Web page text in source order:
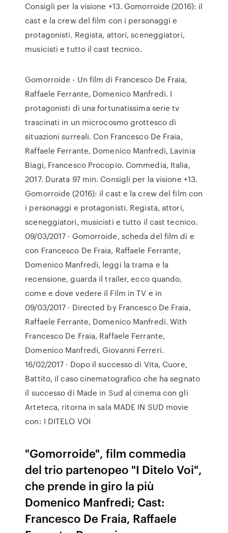
Consigli per la visione +13. Gomorroide (2016): il
cast e la crew del film con i personaggi e
protagonisti. Regista, attori, sceneggiatori,
musicisti e tutto il cast tecnico.
Gomorroide - Un film di Francesco De Fraia,
Raffaele Ferrante, Domenico Manfredi. I
protagonisti di una fortunatissima serie tv
trascinati in un microcosmo grottesco di
situazioni surreali. Con Francesco De Fraia,
Raffaele Ferrante, Domenico Manfredi, Lavinia
Biagi, Francesco Procopio. Commedia, Italia,
2017. Durata 97 min. Consigli per la visione +13.
Gomorroide (2016): il cast e la crew del film con
i personaggi e protagonisti. Regista, attori,
sceneggiatori, musicisti e tutto il cast tecnico.
09/03/2017 · Gomorroide, scheda del film di e
con Francesco De Fraia, Raffaele Ferrante,
Domenico Manfredi, leggi la trama e la
recensione, guarda il trailer, ecco quando,
come e dove vedere il Film in TV e in
09/03/2017 · Directed by Francesco De Fraia,
Raffaele Ferrante, Domenico Manfredi. With
Francesco De Fraia, Raffaele Ferrante,
Domenico Manfredi, Giovanni Ferreri.
16/02/2017 · Dopo il successo di Vita, Cuore,
Battito, il caso cinematografico che ha segnato
il successo di Made in Sud al cinema con gli
Arteteca, ritorna in sala MADE IN SUD movie
con: I DITELO VOI
"Gomorroide", film commedia
del trio partenopeo "I Ditelo Voi",
che prende in giro la più
Domenico Manfredi; Cast:
Francesco De Fraia, Raffaele